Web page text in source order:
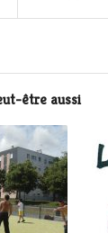
être aussi